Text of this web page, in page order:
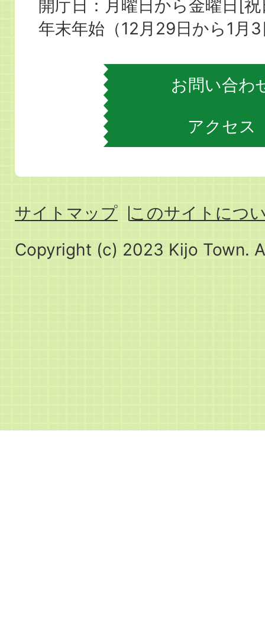
場
開庁日：月曜日から金曜日[
年末年始（12月29日から1月
お問い合わ
アクセス
サイトマップ
このサイトにつ
Copyright (c) 2023 Kijo Town.